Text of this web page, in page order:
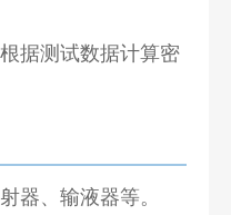
据测试数据计算密
器、输液器等。